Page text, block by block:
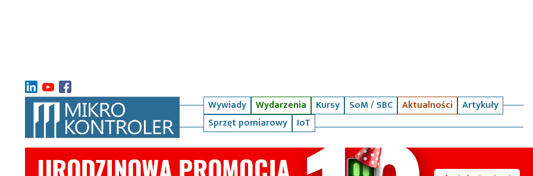
Wywiady Wydarzenia Kursy SoM / SBC Aktualności
Artykuły
Sprzęt pomiarowy
IoT